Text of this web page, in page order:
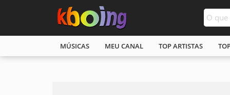
MÚSICAS MEU CANAL TOP ARTISTAS